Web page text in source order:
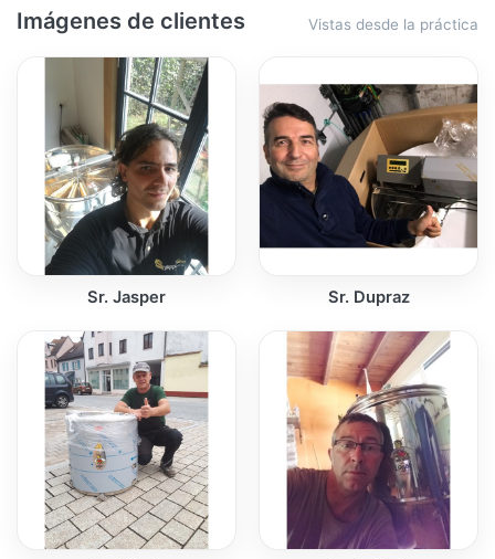
Imágenes de clientes Vistas desde la práctica
Sr. Jasper Sr. Dupraz